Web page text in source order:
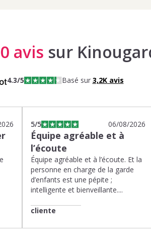
avis sur
4.3/5 Basé sur 3,2Kavis
5/5 06/08/2026
Équipe agréable et à
l’écoute
Équipe agréable et à l’écoute. Et la
personne en charge de la garde
d’enfants est une pépite ;
intelligente et bienveillante....
cliente